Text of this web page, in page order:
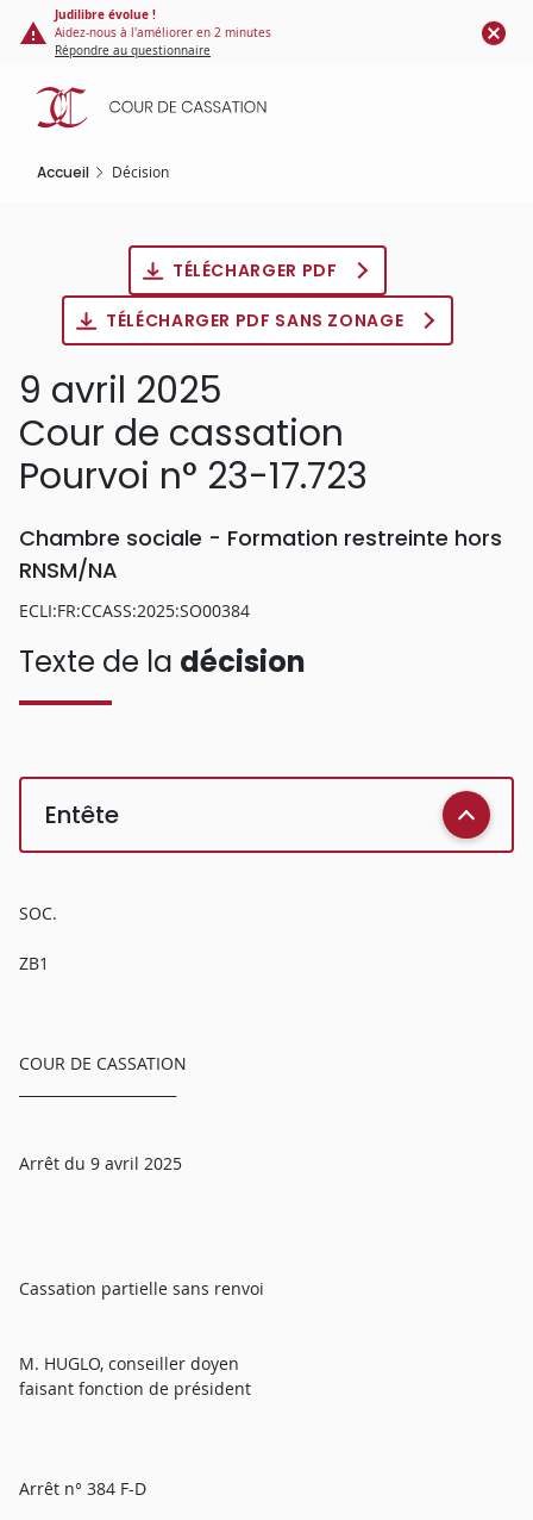
Panneau de gestion des cookies
contenu
principal
Judilibre évolue !
Aidez-nous à l'améliorer en 2 minutes
Répondre au questionnaire
Accueil Décision
TÉLÉCHARGER PDF
TÉLÉCHARGER PDF SANS ZONAGE
9 avril 2025
Cour de cassation
Pourvoi n° 23-17.723
Chambre sociale - Formation restreinte hors
RNSM/NA
ECLI:FR:CCASS:2025:SO00384
Texte de la décision
Entête
SOC.
ZB1
COUR DE CASSATION
Arrêt du 9 avril 2025
Cassation partielle sans renvoi
M. HUGLO, conseiller doyen
faisant fonction de président
Arrêt n° 384 F-D